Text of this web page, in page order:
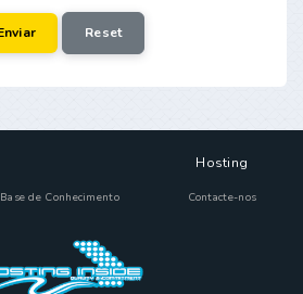
Base de Conhecimento
Hosting
Contacte-nos